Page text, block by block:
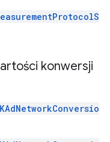
konwersji